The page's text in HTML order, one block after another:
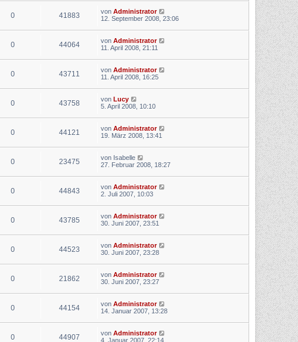
0 41883 von Administrator
12. September 2008, 23:06
0 44064 von Administrator
11. April 2008, 21:11
0 43711 von Administrator
11. April 2008, 16:25
0 43758 von Lucy
5. April 2008, 10:10
0 44121 von Administrator
19. März 2008, 13:41
0 23475 von Isabelle
27. Februar 2008, 18:27
0 44843 von Administrator
2. Juli 2007, 10:03
0 43785 von Administrator
30. Juni 2007, 23:51
0 44523 von Administrator
30. Juni 2007, 23:28
0 21862 von Administrator
30. Juni 2007, 23:27
0 44154 von Administrator
14. Januar 2007, 13:28
0 44907 von Administrator
4. Januar 2007, 22:14